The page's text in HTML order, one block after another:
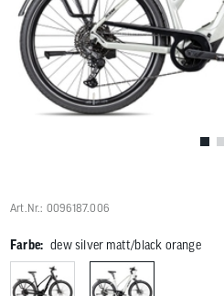
Art.Nr.: 0096187.006
Farbe: dew silver matt/black orange